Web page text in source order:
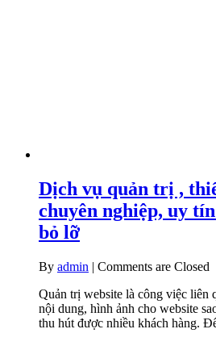
Dịch vụ quản trị ,
chuyên nghiệp, uy
bỏ lỡ
By admin | Comments are Closed
Quản trị website là công việc liên
nội dung, hình ảnh cho website
thu hút được nhiều khách hàng.